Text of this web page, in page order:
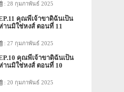
: 28 กุมภาพันธ์ 2025
คุณพี่เจ้าขาดิฉันเป็น
านมิใช่หงส์ ตอนที่ 11
: 27 กุมภาพันธ์ 2025
คุณพี่เจ้าขาดิฉันเป็น
านมิใช่หงส์ ตอนที่ 10
: 20 กุมภาพันธ์ 2025